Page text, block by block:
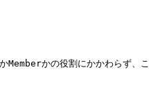
Memberかの役割にかかわらず、こ